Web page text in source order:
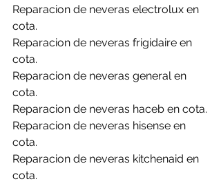
Reparacion de neveras electrolux en
cota.
Reparacion de neveras frigidaire en
cota.
Reparacion de neveras general en
cota.
Reparacion de neveras haceb en cota.
Reparacion de neveras hisense en
cota.
Reparacion de neveras kitchenaid en
cota.